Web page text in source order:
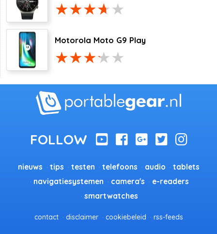
Motorola Moto G9 Play
nieuws tips testen telefoons audio
tablets
navigatiesystemen
camera's
e-readers
smartwatches
contact disclaimer cookiebeleid rss-feeds